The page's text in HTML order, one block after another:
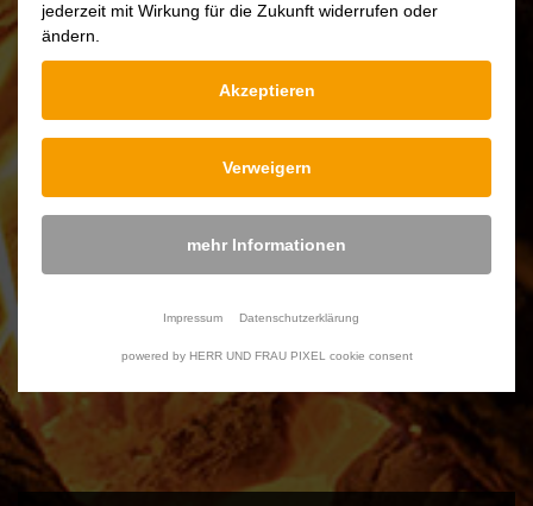
Mesurer 10x29x19 cm/ 13x34x22 cm
jederzeit mit Wirkung für die Zukunft widerrufen oder
ändern.
Akzeptieren
Verweigern
mehr Informationen
Impressum Datenschutzerklärung
powered by HERR UND FRAU PIXEL cookie consent